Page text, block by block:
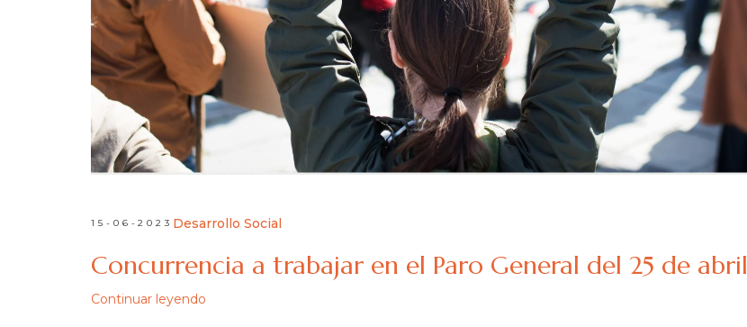
15-06-2023 Desarrollo Social
Concurrencia a trabajar en el Paro General del 25 de abril
Continuar leyendo